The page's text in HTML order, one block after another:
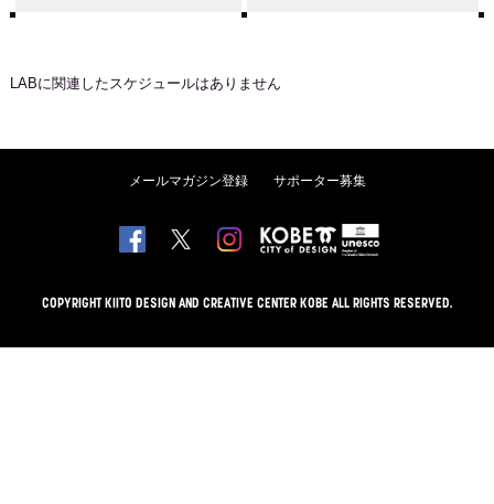
LABに関連したスケジュールはありません
メールマガジン登録 サポーター募集
COPYRIGHT KIITO DESIGN AND CREATIVE CENTER KOBE ALL RIGHTS RESERVED.